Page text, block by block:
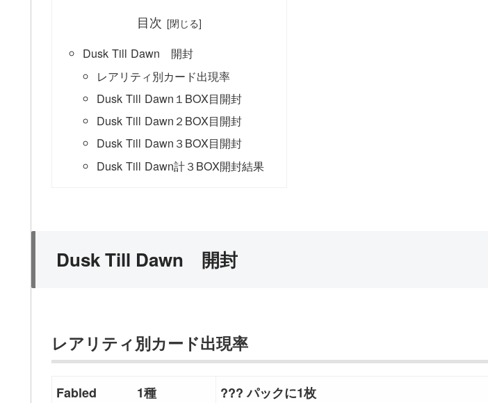
目次
Dusk Till Dawn 開封
レアリティ別カード出現率
Dusk Till Dawn１BOX目開封
Dusk Till Dawn２BOX目開封
Dusk Till Dawn３BOX目開封
Dusk Till Dawn計３BOX開封結果
Dusk Till Dawn 開封
レアリティ別カード出現率
Fabled 1種
??? パックに1枚